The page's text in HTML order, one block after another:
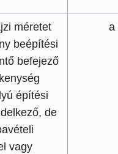
méretet
beépítési
befejező
építési
de
vagy
a